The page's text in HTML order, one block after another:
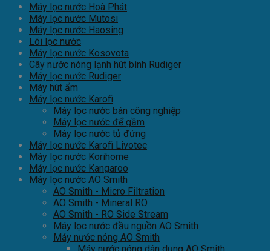
Máy lọc nước Hoà Phát
Máy lọc nước Mutosi
Máy lọc nước Haosing
Lõi lọc nước
Máy lọc nước Kosovota
Cây nước nóng lạnh hút bình Rudiger
Máy lọc nước Rudiger
Máy hút ẩm
Máy lọc nước Karofi
Máy lọc nước bán công nghiệp
Máy lọc nước để gầm
Máy lọc nước tủ đứng
Máy lọc nước Karofi Livotec
Máy lọc nước Korihome
Máy lọc nước Kangaroo
Máy lọc nước AO Smith
AO Smith - Micro Filtration
AO Smith - Mineral RO
AO Smith - RO Side Stream
Máy lọc nước đầu nguồn AO Smith
Máy nước nóng AO Smith
Máy nước nóng dân dụng AO Smith